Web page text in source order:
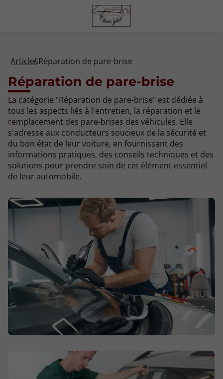
ArticlesRéparation de pare-brise
Réparation de pare-brise
La catégorie "Réparation de pare-brise" est dédiée à
tous les aspects liés à l'entretien, la réparation et le
remplacement des pare-brises des véhicules. Elle
s'adresse aux conducteurs soucieux de la sécurité et
du bon état de leur voiture, en fournissant des
informations pratiques, des conseils techniques et des
solutions pour prendre soin de cet élément essentiel
de leur automobile.